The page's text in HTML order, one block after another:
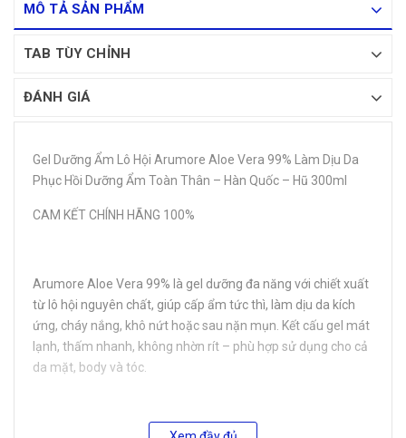
MÔ TẢ SẢN PHẨM
TAB TÙY CHỈNH
ĐÁNH GIÁ
Gel Dưỡng Ẩm Lô Hội Arumore Aloe Vera 99% Làm Dịu Da
Phục Hồi Dưỡng Ẩm Toàn Thân – Hàn Quốc – Hũ 300ml
CAM KẾT CHÍNH HÃNG 100%
Arumore Aloe Vera 99% là gel dưỡng đa năng với chiết xuất
từ lô hội nguyên chất, giúp cấp ẩm tức thì, làm dịu da kích
ứng, cháy nắng, khô nứt hoặc sau nặn mụn. Kết cấu gel mát
lạnh, thấm nhanh, không nhờn rít – phù hợp sử dụng cho cả
da mặt, body và tóc.